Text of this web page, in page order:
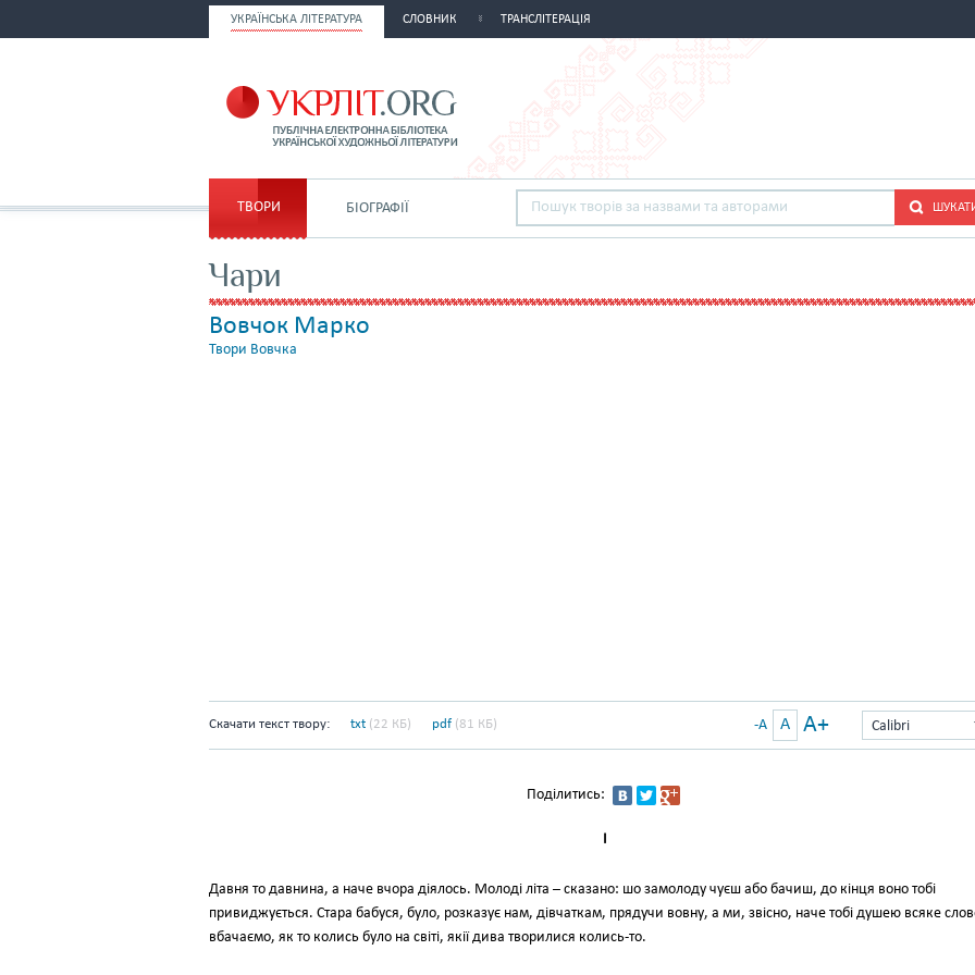
УКРАЇНСЬКА ЛІТЕРАТУРА СЛОВНИК ТРАНСЛІТЕРАЦІЯ
ТВОРИ БІОГРАФІЇ
Чари
Вовчок Марко
Твори Вовчка
Скачати текст твору: txt (22 КБ) pdf (81 КБ) Calibri
-A A A+
Поділитись:
I
Давня то давнина, а наче вчора діялось. Молоді літа – сказано: шо замолоду чуєш або бачиш, до кінця воно тобі
привиджується. Стара бабуся, було, розказує нам, дівчаткам, прядучи вовну, а ми, звісно, наче тобі душею всяке
вбачаємо, як то колись було на світі, якії дива творилися колись-то.